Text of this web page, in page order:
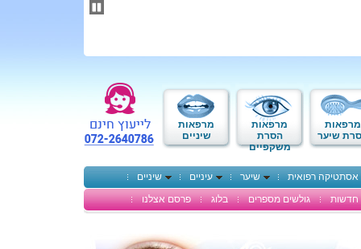
מרפאות
שיער
מרפאות
הסרת
משקפיים
מרפאות
שיניים
אסתטיקה רפואית שיער עיניים
שיניים
חדשות
גולשים מספרים בלוג פרסם אצלנו